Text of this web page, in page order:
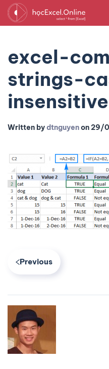
excel-
strings-
insensitive
Written bydtnguyenon29/
Previous